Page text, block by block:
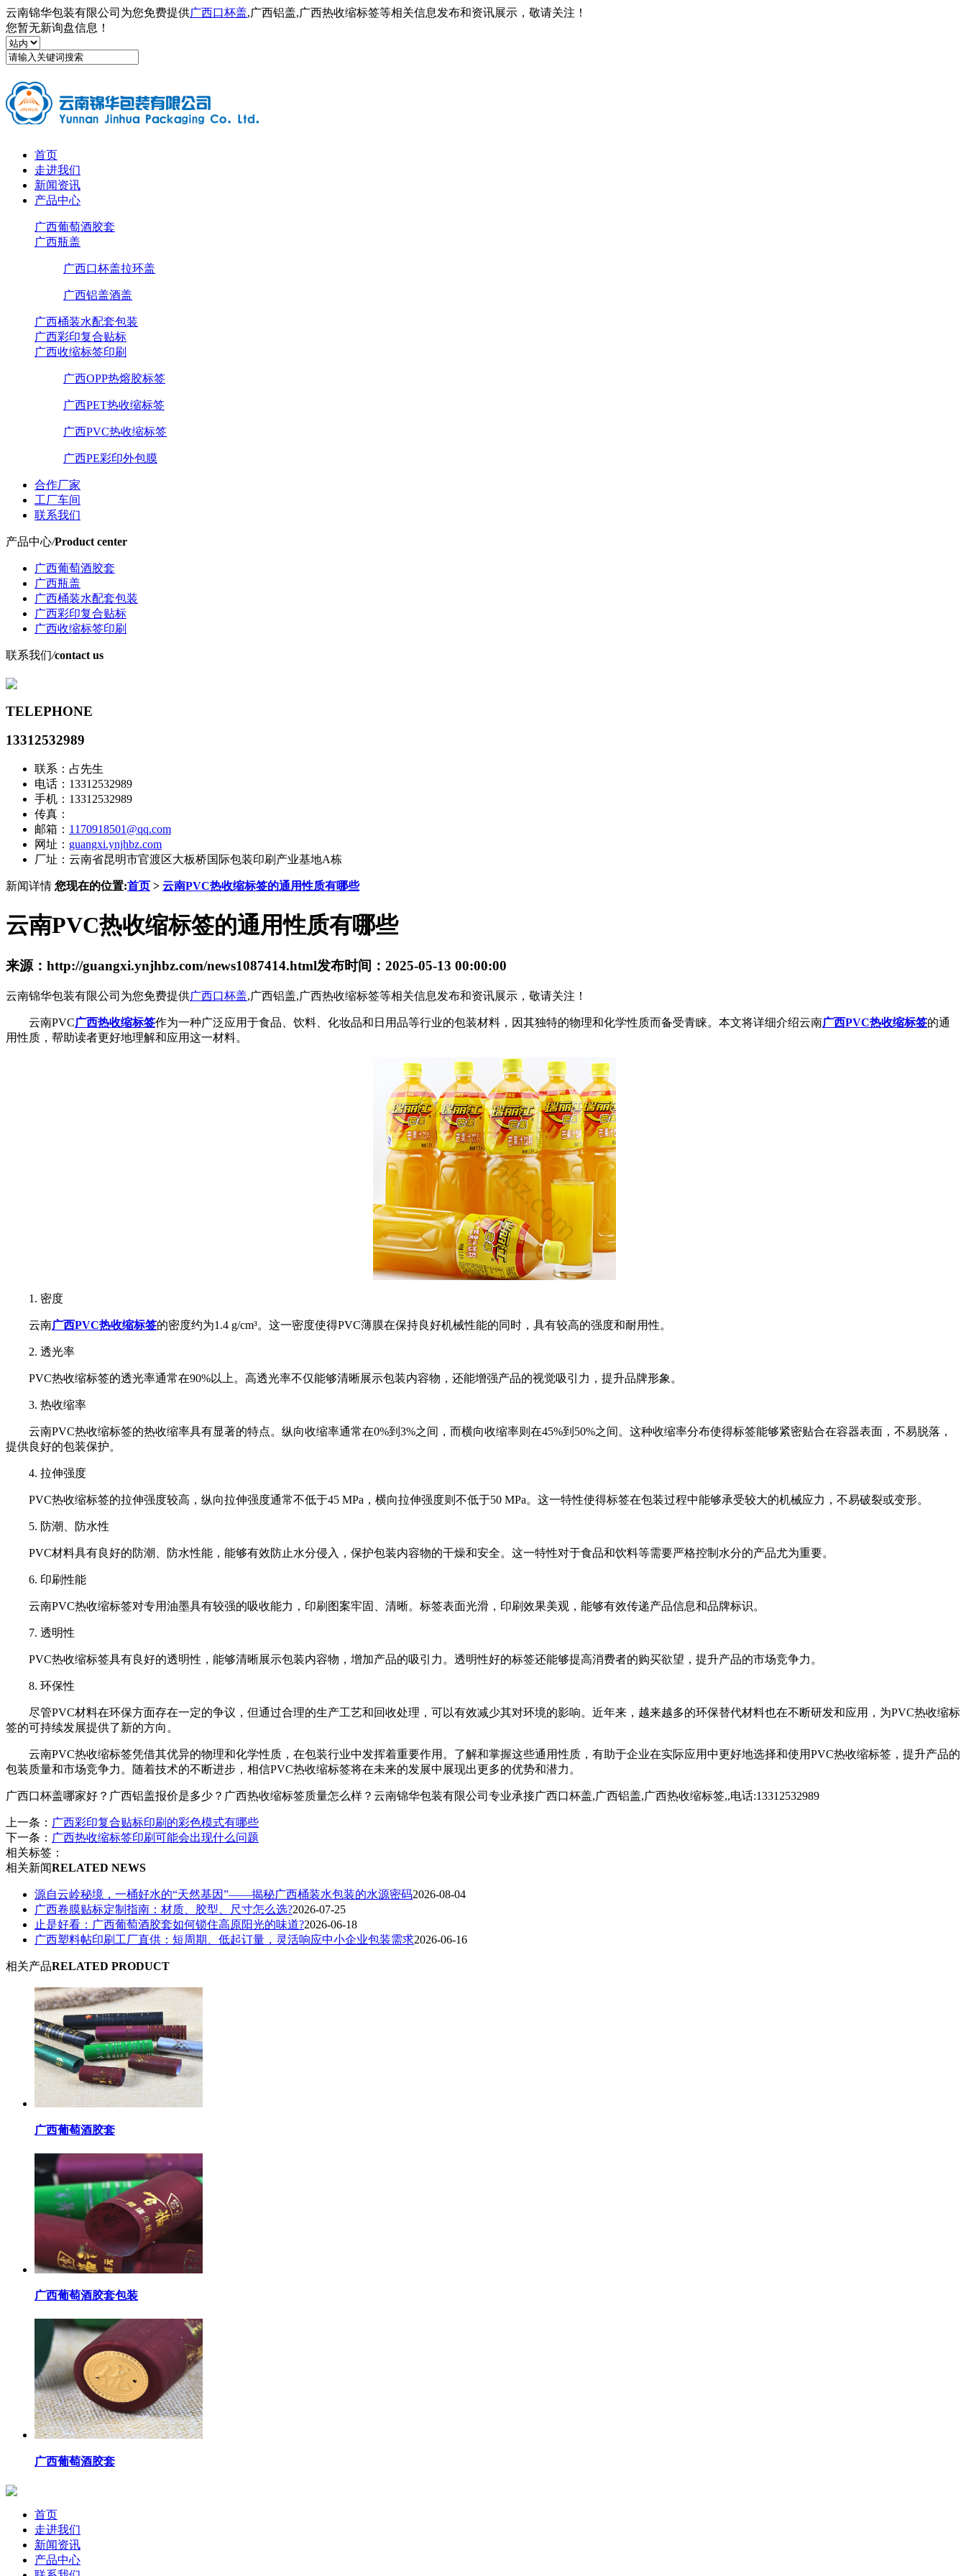
云南锦华包装有限公司为您免费提供广西口杯盖,广西铝盖,广西热收缩标签等相关信息发布和资讯展示，敬请关注！
您暂无新询盘信息！
首页
走进我们
新闻资讯
产品中心
广西葡萄酒胶套
广西瓶盖
广西口杯盖拉环盖
广西铝盖酒盖
广西桶装水配套包装
广西彩印复合贴标
广西收缩标签印刷
广西OPP热熔胶标签
广西PET热收缩标签
广西PVC热收缩标签
广西PE彩印外包膜
合作厂家
工厂车间
联系我们
产品中心/Product center
广西葡萄酒胶套
广西瓶盖
广西桶装水配套包装
广西彩印复合贴标
广西收缩标签印刷
联系我们/contact us
TELEPHONE
13312532989
联系：占先生
电话：13312532989
手机：13312532989
传真：
邮箱： 1170918501@qq.com
网址： guangxi.ynjhbz.com
厂址：云南省昆明市官渡区大板桥国际包装印刷产业基地A栋
新闻详情 您现在的位置:首页 > 云南PVC热收缩标签的通用性质有哪些
云南PVC热收缩标签的通用性质有哪些
来源：http://guangxi.ynjhbz.com/news1087414.html发布时间：2025-05-13 00:00:00
云南锦华包装有限公司为您免费提供广西口杯盖,广西铝盖,广西热收缩标签等相关信息发布和资讯展示，敬请关注！
云南PVC广西热收缩标签作为一种广泛应用于食品、饮料、化妆品和日用品等行业的包装材料，因其独特的物理和化学性质而备受青睐。本文将详细介绍云南广西PVC热收缩标签的通
用性质，帮助读者更好地理解和应用这一材料。
1. 密度
云南广西PVC热收缩标签的密度约为1.4 g/cm³。这一密度使得PVC薄膜在保持良好机械性能的同时，具有较高的强度和耐用性。
2. 透光率
PVC热收缩标签的透光率通常在90%以上。高透光率不仅能够清晰展示包装内容物，还能增强产品的视觉吸引力，提升品牌形象。
3. 热收缩率
云南PVC热收缩标签的热收缩率具有显著的特点。纵向收缩率通常在0%到3%之间，而横向收缩率则在45%到50%之间。这种收缩率分布使得标签能够紧密贴合在容器表面，不易脱落，
提供良好的包装保护。
4. 拉伸强度
PVC热收缩标签的拉伸强度较高，纵向拉伸强度通常不低于45 MPa，横向拉伸强度则不低于50 MPa。这一特性使得标签在包装过程中能够承受较大的机械应力，不易破裂或变形。
5. 防潮、防水性
PVC材料具有良好的防潮、防水性能，能够有效防止水分侵入，保护包装内容物的干燥和安全。这一特性对于食品和饮料等需要严格控制水分的产品尤为重要。
6. 印刷性能
云南PVC热收缩标签对专用油墨具有较强的吸收能力，印刷图案牢固、清晰。标签表面光滑，印刷效果美观，能够有效传递产品信息和品牌标识。
7. 透明性
PVC热收缩标签具有良好的透明性，能够清晰展示包装内容物，增加产品的吸引力。透明性好的标签还能够提高消费者的购买欲望，提升产品的市场竞争力。
8. 环保性
尽管PVC材料在环保方面存在一定的争议，但通过合理的生产工艺和回收处理，可以有效减少其对环境的影响。近年来，越来越多的环保替代材料也在不断研发和应用，为PVC热收缩标
签的可持续发展提供了新的方向。
云南PVC热收缩标签凭借其优异的物理和化学性质，在包装行业中发挥着重要作用。了解和掌握这些通用性质，有助于企业在实际应用中更好地选择和使用PVC热收缩标签，提升产品的
包装质量和市场竞争力。随着技术的不断进步，相信PVC热收缩标签将在未来的发展中展现出更多的优势和潜力。
广西口杯盖哪家好？广西铝盖报价是多少？广西热收缩标签质量怎么样？云南锦华包装有限公司专业承接广西口杯盖,广西铝盖,广西热收缩标签,,电话:13312532989
上一条： 广西彩印复合贴标印刷的彩色模式有哪些
下一条： 广西热收缩标签印刷可能会出现什么问题
相关标签：
相关新闻RELATED NEWS
源自云岭秘境，一桶好水的“天然基因”——揭秘广西桶装水包装的水源密码2026-08-04
广西卷膜贴标定制指南：材质、胶型、尺寸怎么选?2026-07-25
止是好看：广西葡萄酒胶套如何锁住高原阳光的味道?2026-06-18
广西塑料帖印刷工厂直供：短周期、低起订量，灵活响应中小企业包装需求2026-06-16
相关产品RELATED PRODUCT
广西葡萄酒胶套
广西葡萄酒胶套包装
广西葡萄酒胶套
首页
走进我们
新闻资讯
产品中心